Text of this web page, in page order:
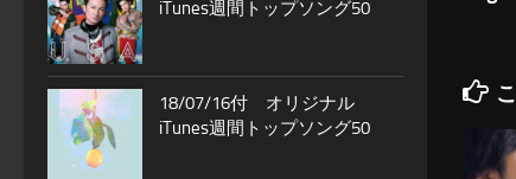
iTunes週間トップソング50
18/07/16付 オリジナル
iTunes週間トップソング50